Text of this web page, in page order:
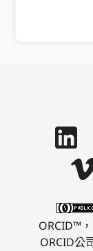
ORCID™
ORCID公